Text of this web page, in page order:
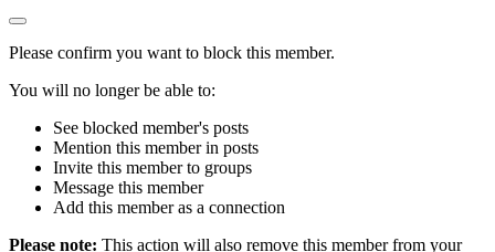
Please confirm you want to block this member.
You will no longer be able to:
See blocked member's posts
Mention this member in posts
Invite this member to groups
Message this member
Add this member as a connection
Please note: This action will also remove this member from your